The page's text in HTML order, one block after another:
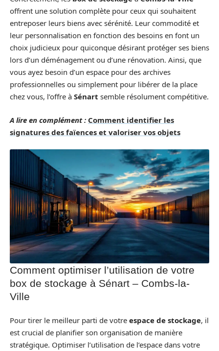
offrent une solution complète pour ceux qui souhaitent
entreposer leurs biens avec sérénité. Leur commodité et
leur personnalisation en fonction des besoins en font un
choix judicieux pour quiconque désirant protéger ses biens
lors d’un déménagement ou d’une rénovation. Ainsi, que
vous ayez besoin d’un espace pour des archives
professionnelles ou simplement pour libérer de la place
chez vous, l’offre à Sénart semble résolument compétitive.
A lire en complément : Comment identifier les
signatures des faïences et valoriser vos objets
Comment optimiser l’utilisation de votre
box de stockage à Sénart – Combs-la-
Ville
Pour tirer le meilleur parti de votre espace de stockage, il
est crucial de planifier son organisation de manière
stratégique. Optimiser l’utilisation de l’espace dans votre